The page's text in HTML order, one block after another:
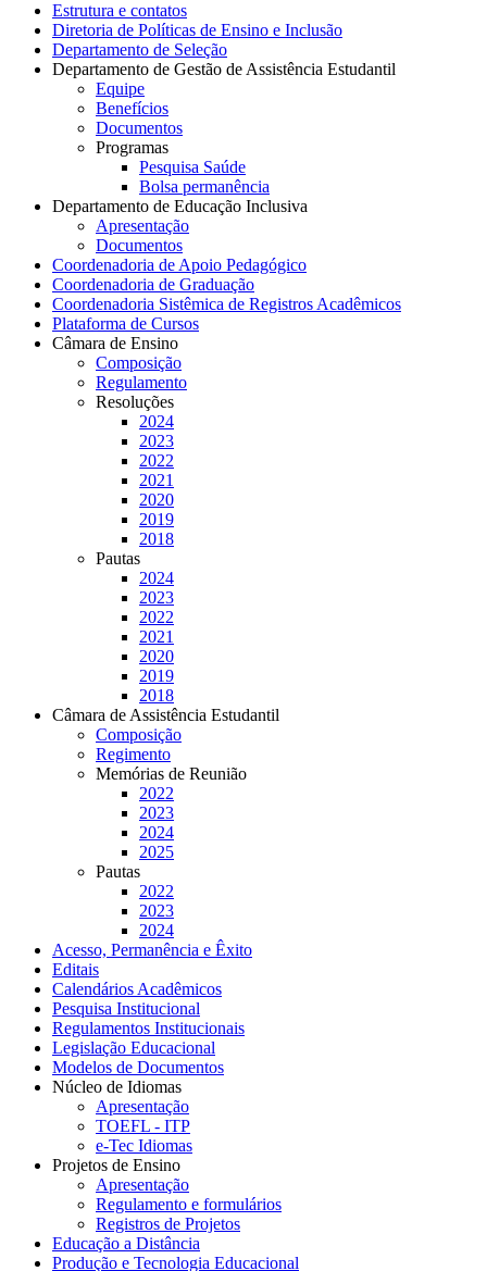
Estrutura e contatos
Diretoria de Políticas de Ensino e Inclusão
Departamento de Seleção
Departamento de Gestão de Assistência Estudantil
Equipe
Benefícios
Documentos
Programas
Pesquisa Saúde
Bolsa permanência
Departamento de Educação Inclusiva
Apresentação
Documentos
Coordenadoria de Apoio Pedagógico
Coordenadoria de Graduação
Coordenadoria Sistêmica de Registros Acadêmicos
Plataforma de Cursos
Câmara de Ensino
Composição
Regulamento
Resoluções
2024
2023
2022
2021
2020
2019
2018
Pautas
2024
2023
2022
2021
2020
2019
2018
Câmara de Assistência Estudantil
Composição
Regimento
Memórias de Reunião
2022
2023
2024
2025
Pautas
2022
2023
2024
Acesso, Permanência e Êxito
Editais
Calendários Acadêmicos
Pesquisa Institucional
Regulamentos Institucionais
Legislação Educacional
Modelos de Documentos
Núcleo de Idiomas
Apresentação
TOEFL - ITP
e-Tec Idiomas
Projetos de Ensino
Apresentação
Regulamento e formulários
Registros de Projetos
Educação a Distância
Produção e Tecnologia Educacional